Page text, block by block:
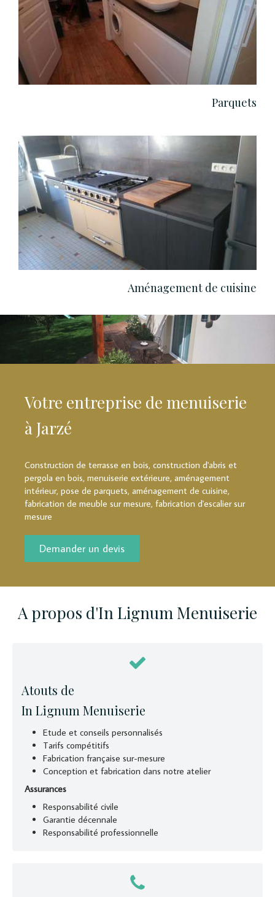
Parquets
Aménagement de cuisine
Votre entreprise de menuiserie
à Jarzé
Construction de terrasse en bois, construction d'abris et
pergola en bois, menuiserie extérieure, aménagement
intérieur, pose de parquets, aménagement de cuisine,
fabrication de meuble sur mesure, fabrication d'escalier sur
mesure
Demander un devis
A propos d'In Lignum Menuiserie
Atouts de
In Lignum Menuiserie
Etude et conseils personnalisés
Tarifs compétitifs
Fabrication française sur-mesure
Conception et fabrication dans notre atelier
Assurances
Responsabilité civile
Garantie décennale
Responsabilité professionnelle